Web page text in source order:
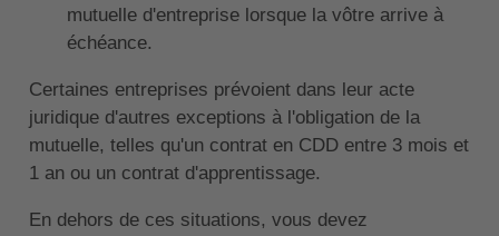
mutuelle d'entreprise lorsque la vôtre arrive à
échéance.
Certaines entreprises prévoient dans leur acte
juridique d'autres exceptions à l'obligation de la
mutuelle, telles qu'un contrat en CDD entre 3 mois et
1 an ou un contrat d'apprentissage.
En dehors de ces situations, vous devez